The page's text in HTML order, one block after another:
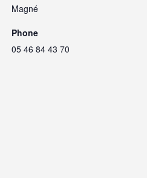
Magné
Phone
05 46 84 43 70